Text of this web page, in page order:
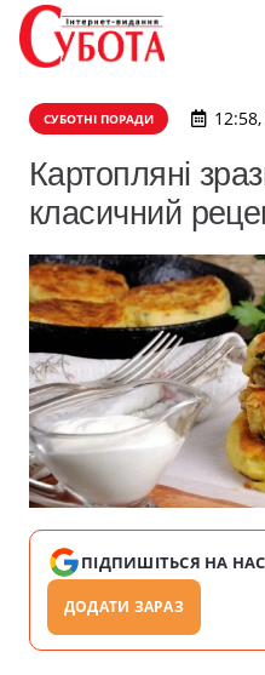
СУБОТНІ ПОРАДИ
Картопляні
класичний
ПІДПИШІТЬСЯ НА НАС
ДОДАТИ ЗАРАЗ